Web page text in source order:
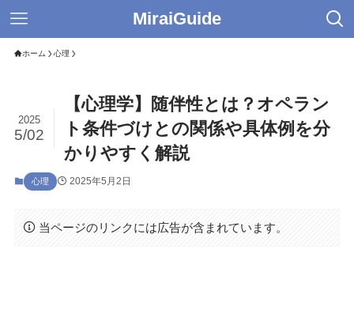
MiraiGuide
ホーム 心理
【心理学】随伴性とは？オペラン
ト条件づけとの関係や具体例を分
かりやすく解説
2025
5/02
心理 2025年5月2日
当ページのリンクには広告が含まれています。